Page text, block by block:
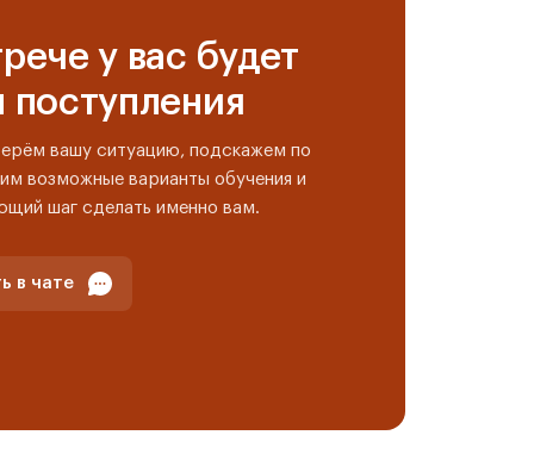
у вас будет
поступления
вашу ситуацию, подскажем по
возможные варианты обучения и
шаг сделать именно вам.
в чате